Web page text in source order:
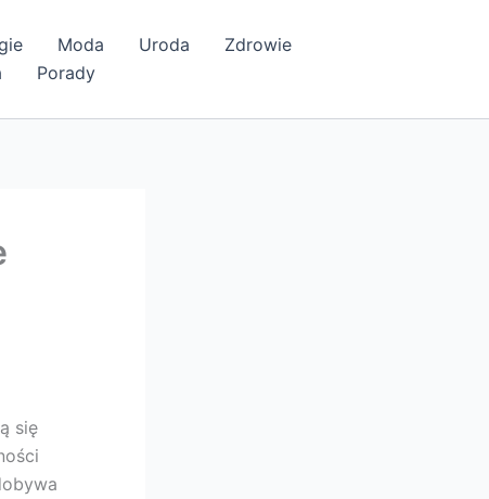
Moda Uroda
Zdrowie
Porady
się